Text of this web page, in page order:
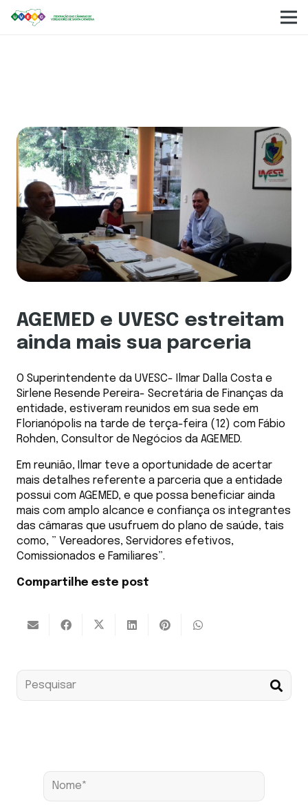
AGEMED e UVESC estreitam
ainda mais sua parceria
O Superintendente da UVESC- Ilmar Dalla Costa e
Sirlene Resende Pereira- Secretária de Finanças da
entidade, estiveram reunidos em sua sede em
Florianópolis na tarde de terça-feira (12) com Fábio
Rohden, Consultor de Negócios da AGEMED.
Em reunião, Ilmar teve a oportunidade de acertar
mais detalhes referente a parceria que a entidade
possui com AGEMED, e que possa beneficiar ainda
mais com amplo alcance e confiança os integrantes
das câmaras que usufruem do plano de saúde, tais
como, ” Vereadores, Servidores efetivos,
Comissionados e Familiares”.
Compartilhe este post